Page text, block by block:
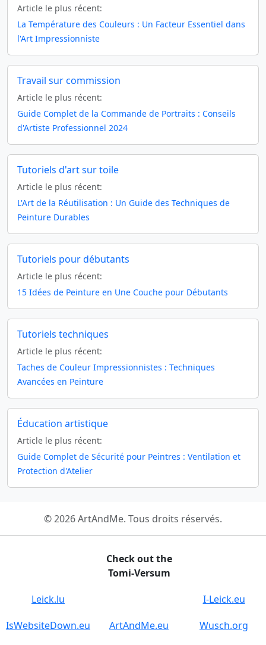
Article le plus récent:
La Température des Couleurs : Un Facteur Essentiel dans
l'Art Impressionniste
Travail sur commission
Article le plus récent:
Guide Complet de la Commande de Portraits : Conseils
d'Artiste Professionnel 2024
Tutoriels d'art sur toile
Article le plus récent:
L'Art de la Réutilisation : Un Guide des Techniques de
Peinture Durables
Tutoriels pour débutants
Article le plus récent:
15 Idées de Peinture en Une Couche pour Débutants
Tutoriels techniques
Article le plus récent:
Taches de Couleur Impressionnistes : Techniques
Avancées en Peinture
Éducation artistique
Article le plus récent:
Guide Complet de Sécurité pour Peintres : Ventilation et
Protection d'Atelier
© 2026 ArtAndMe. Tous droits réservés.
Check out the
Tomi-Versum
Leick.lu
I-Leick.eu
IsWebsiteDown.eu
ArtAndMe.eu Wusch.org